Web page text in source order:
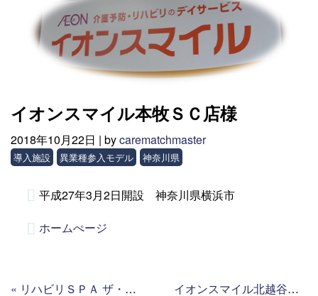
イオンスマイル本牧ＳＣ店様
2018年10月22日 | bycarematchmaster
導入施設 異業種参入モデル 神奈川県
平成27年3月2日開設 神奈川県横浜市
ホームぺージ
« リハビリＳＰＡ ザ・プライム開成みなみ イオンスマイル北越谷店